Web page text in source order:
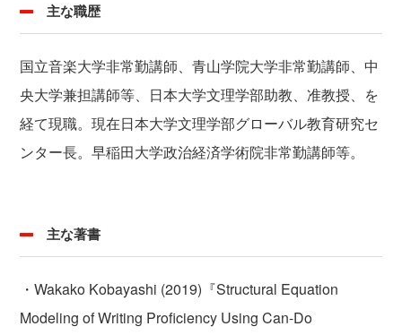
主な職歴
国立音楽大学非常勤講師、青山学院大学非常勤講師、中
央大学兼担講師等、日本大学文理学部助教、准教授、を
経て現職。現在日本大学文理学部グローバル教育研究セ
ンター長。早稲田大学政治経済学術院非常勤講師等。
主な著書
・Wakako Kobayashi (2019)『Structural Equation
Modeling of Writing Proficiency Using Can-Do